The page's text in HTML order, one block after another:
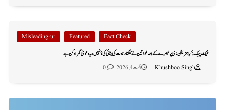
Fact Check
Featured
Misleading-ur
فیکٹ چیک: کیا جنریشن زی پر تبصرے کے بعد خواتین نے کنگنا رناوت کی پٹائی کی؟ نہیں، یہ دعویٰ گمراہ کن ہے
Khushboo Singh
اگست 4, 2026 0